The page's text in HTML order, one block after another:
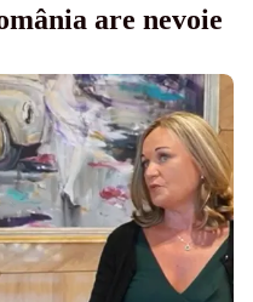
are nevoie